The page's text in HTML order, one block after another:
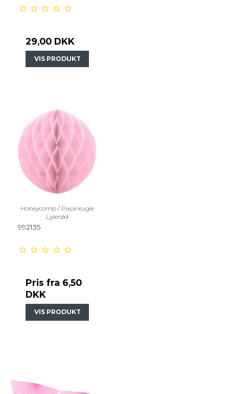
29,00 DKK
VIS PRODUKT
Honeycomb / Papirkugle
Lyserød
992135
Pris fra 6,50
DKK
VIS PRODUKT